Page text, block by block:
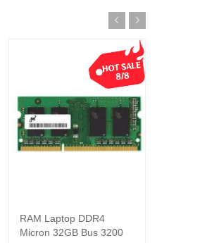
Thêm vào giỏ hàng
RAM Laptop DDR4
Micron 32GB Bus 3200